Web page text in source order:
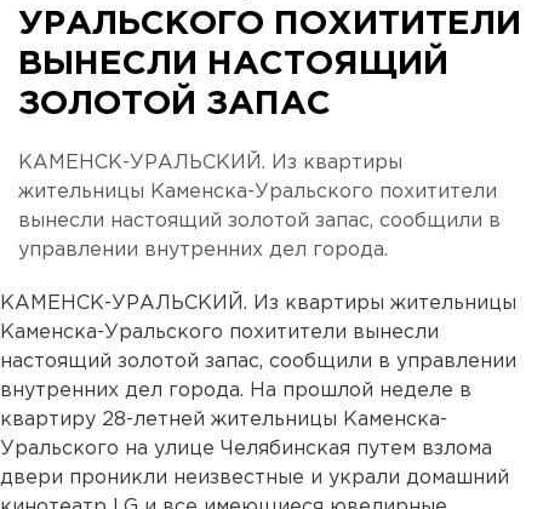
УРАЛЬСКОГО ПОХИТИТЕЛИ
ВЫНЕСЛИ НАСТОЯЩИЙ
ЗОЛОТОЙ ЗАПАС
КАМЕНСК-УРАЛЬСКИЙ. Из квартиры
жительницы Каменска-Уральского похитители
вынесли настоящий золотой запас, сообщили в
управлении внутренних дел города.
КАМЕНСК-УРАЛЬСКИЙ. Из квартиры жительницы
Каменска-Уральского похитители вынесли
настоящий золотой запас, сообщили в управлении
внутренних дел города. На прошлой неделе в
квартиру 28-летней жительницы Каменска-
Уральского на улице Челябинская путем взлома
двери проникли неизвестные и украли домашний